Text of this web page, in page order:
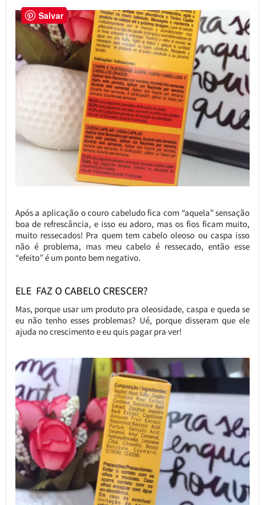
Após a aplicação o couro cabeludo fica com “aquela” sensação
boa de refrescância, e isso eu adoro, mas os fios ficam muito,
muito ressecados! Pra quem tem cabelo oleoso ou caspa isso
não é problema, mas meu cabelo é ressecado, então esse
“efeito” é um ponto bem negativo.
ELE FAZ O CABELO CRESCER?
Mas, porque usar um produto pra oleosidade, caspa e queda se
eu não tenho esses problemas? Ué, porque disseram que ele
ajuda no crescimento e eu quis pagar pra ver!
Salvar